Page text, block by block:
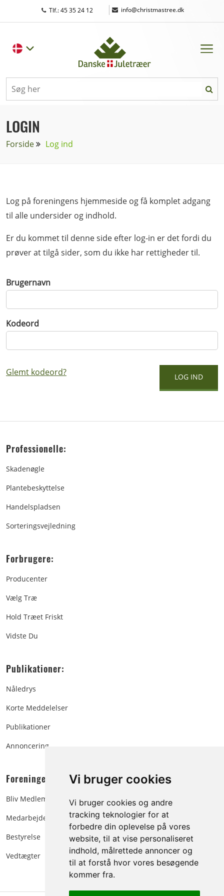
Vi bruger cookies
Vi bruger cookies og andre
tracking teknologier for at
forbedre din oplevelse på vores
website, til at vise personaliseret
indhold, målrettede annoncer og
til at forstå hvor vores besøgende
kommer fra.
Tlf.: 45 35 24 12 | info@christmastree.dk
LOGIN
Forside Log ind
Log på foreningens hjemmeside og få komplet adgang
til alle undersider og indhold.
Er du kommet til denne side efter log-in er det fordi du
prøver at tilgå sider, som du ikke har rettigheder til.
Brugernavn
Kodeord
Glemt kodeord?
Professionelle:
Skadenøgle
Plantebeskyttelse
Handelspladsen
Sorteringsvejledning
Forbrugere:
Producenter
Vælg Træ
Hold Træet Friskt
Vidste Du
Publikationer:
Nåledrys
Korte Meddelelser
Publikationer
Annoncering
Foreningen:
Bliv Medlem
Medarbejdere
Bestyrelse
Vedtægter